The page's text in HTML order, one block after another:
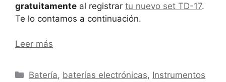
gratuitamente al registrar tu nuevo set TD-17.
Te lo contamos a continuación.
Leer más
Categorías
Batería, baterías electrónicas, Instrumentos